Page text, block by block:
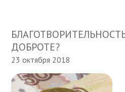
ДОБРОТЕ?
23 октября 2018